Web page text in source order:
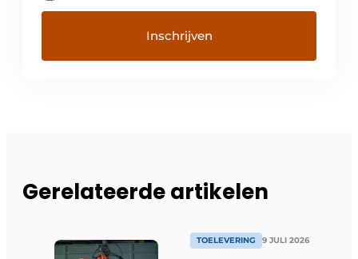
Gerelateerde artikelen
TOELEVERING 9 JULI 2026